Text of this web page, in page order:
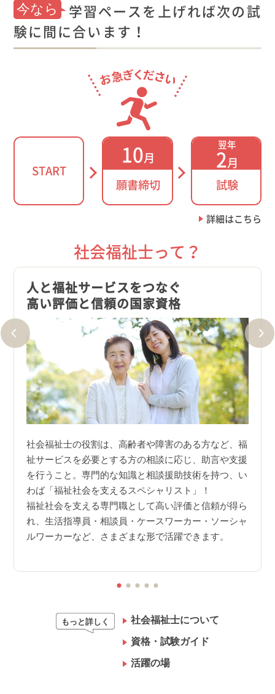
今なら
学習ペースを上げれば次の試
験に間に合います！
START
10月
願書締切
翌年
2月
試験
詳細はこちら
社会福祉士って？
人と福祉サービスをつなぐ
高い評価と信頼の国家資格
社会福祉士の役割は、高齢者や障害のある方など、福
祉サービスを必要とする方の相談に応じ、助言や支援
を行うこと。専門的な知識と相談援助技術を持つ、い
わば「福祉社会を支えるスペシャリスト」！
福祉社会を支える専門職として高い評価と信頼が得ら
れ、生活指導員・相談員・ケースワーカー・ソーシャ
ルワーカーなど、さまざまな形で活躍できます。
もっと詳しく 社会福祉士について
資格・試験ガイド
活躍の場